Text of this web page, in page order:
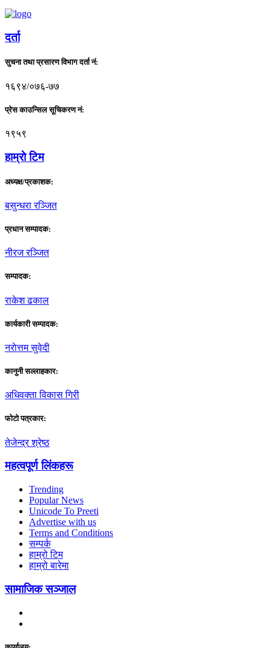
दर्ता
सुचना तथा प्रसारण विभाग दर्ता नं:
१६९४/०७६-७७
प्रेस काउन्सिल सूचिकरण नं:
१९५९
हाम्राे टिम
अध्यक्ष/प्रकाशक:
बसुन्धरा रञ्जित
प्रधान सम्पादक:
नीरज रञ्जित
सम्पादक:
राकेश ढकाल
कार्यकारी सम्पादक:
नराेत्तम सुवेदी
कानुनी सल्लाहकार:
अधिवक्ता विकास गिरी
फाेटाे पत्रकार:
तेजेन्द्र श्रेष्ठ
महत्वपूर्ण लिंकहरू
Trending
Popular News
Unicode To Preeti
Advertise with us
Terms and Conditions
सम्पर्क
हाम्रो टिम
हाम्रो बारेमा
सामाजिक सञ्जाल